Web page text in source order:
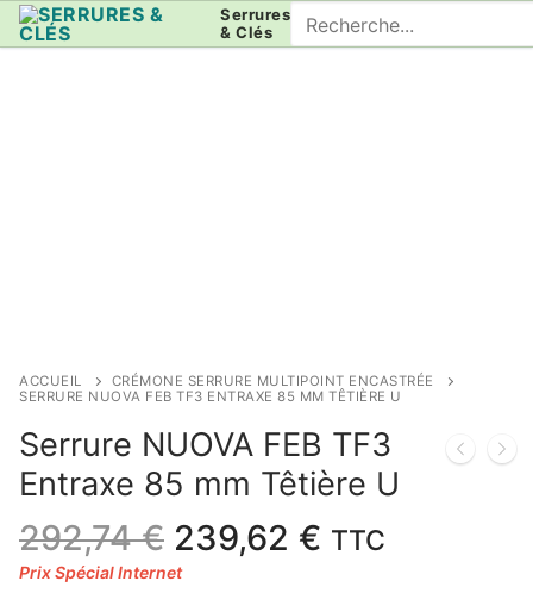
Aller
au
Serrures
& Clés
Rechercher
:
ACCUEIL
CRÉMONE SERRURE MULTIPOINT ENCASTRÉE
SERRURE NUOVA FEB TF3 ENTRAXE 85 MM TÊTIÈRE U
Serrure NUOVA FEB TF3
Entraxe 85 mm Têtière U
292,74€ Le
prix
239,62 € Le
TTC